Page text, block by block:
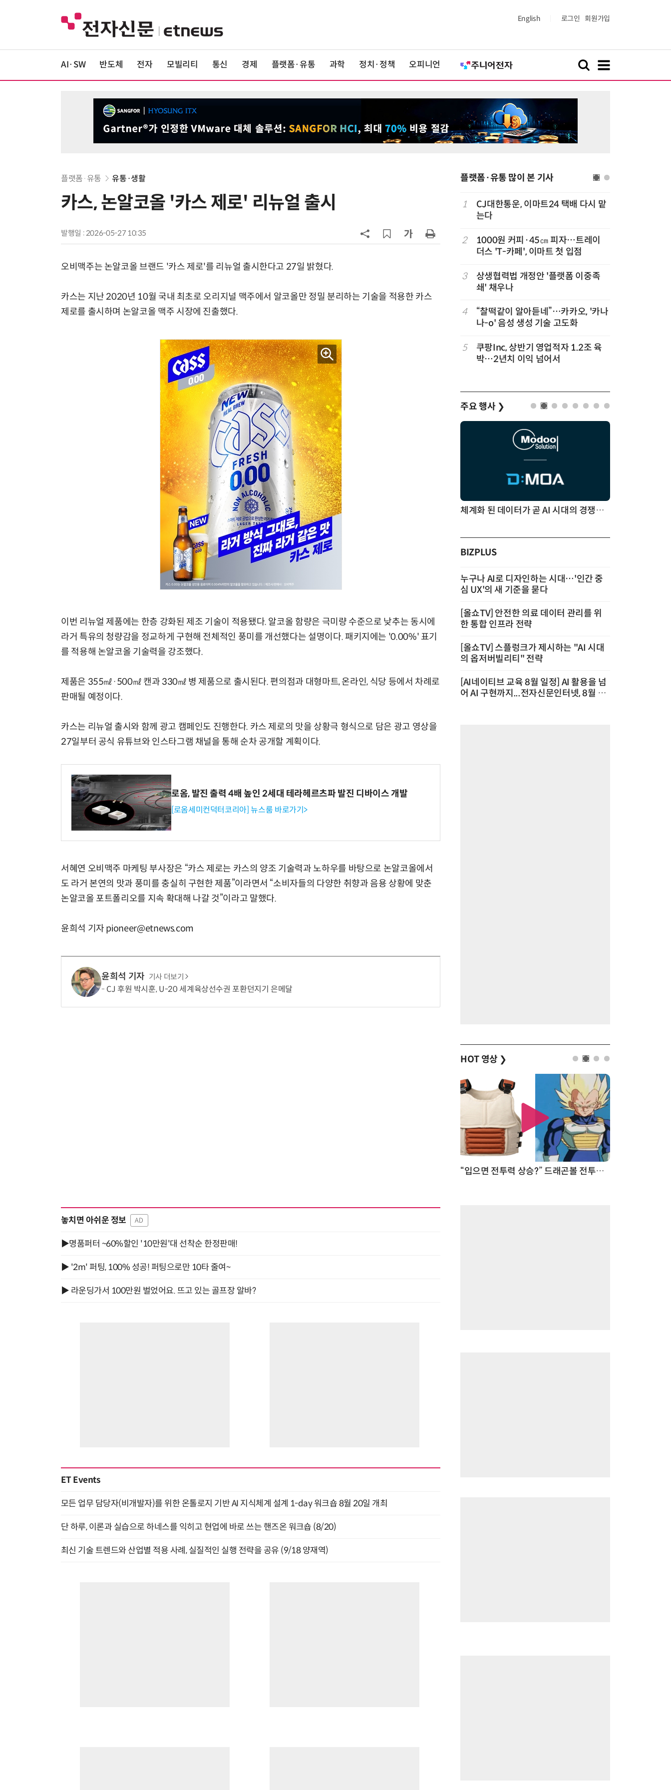
English 로그인 회원가입
AI·SW 반도체 전자 모빌리티 통신 경제 플랫폼·유통 과학 정치·정책 오피니언
플랫폼·유통 유통·생활
카스, 논알코올 '카스 제로' 리뉴얼 출시
발행일 : 2026-05-27 10:35
오비맥주는 논알코올 브랜드 '카스 제로'를 리뉴얼 출시한다고 27일 밝혔다.
카스는 지난 2020년 10월 국내 최초로 오리지널 맥주에서 알코올만 정밀 분리하는 기술을 적용한 카스
제로를 출시하며 논알코올 맥주 시장에 진출했다.
이번 리뉴얼 제품에는 한층 강화된 제조 기술이 적용됐다. 알코올 함량은 극미량 수준으로 낮추는 동시에
라거 특유의 청량감을 정교하게 구현해 전체적인 풍미를 개선했다는 설명이다. 패키지에는 '0.00%' 표기
를 적용해 논알코올 기술력을 강조했다.
제품은 355㎖·500㎖ 캔과 330㎖ 병 제품으로 출시된다. 편의점과 대형마트, 온라인, 식당 등에서 차례로
판매될 예정이다.
카스는 리뉴얼 출시와 함께 광고 캠페인도 진행한다. 카스 제로의 맛을 상황극 형식으로 담은 광고 영상을
27일부터 공식 유튜브와 인스타그램 채널을 통해 순차 공개할 계획이다.
로옴, 발진 출력 4배 높인 2세대 테라헤르츠파 발진 디바이스 개발
[로옴세미컨덕터코리아] 뉴스룸 바로가기>
서혜연 오비맥주 마케팅 부사장은 “카스 제로는 카스의 양조 기술력과 노하우를 바탕으로 논알코올에서
도 라거 본연의 맛과 풍미를 충실히 구현한 제품”이라면서 “소비자들의 다양한 취향과 음용 상황에 맞춘
논알코올 포트폴리오를 지속 확대해 나갈 것”이라고 말했다.
윤희석 기자 pioneer@etnews.com
윤희석 기자 기사 더보기
CJ 후원 박시훈, U-20 세계육상선수권 포환던지기 은메달
놓치면 아쉬운 정보 AD
▶명품퍼터 ~60%할인 '10만원'대 선착순 한정판매!
▶ '2m' 퍼팅, 100% 성공! 퍼팅으로만 10타 줄여~
▶ 라운딩가서 100만원 벌었어요. 뜨고 있는 골프장 알바?
ET Events
모든 업무 담당자(비개발자)를 위한 온톨로지 기반 AI 지식체계 설계 1-day 워크숍 8월 20일 개최
단 하루, 이론과 실습으로 하네스를 익히고 현업에 바로 쓰는 핸즈온 워크숍 (8/20)
최신 기술 트렌드와 산업별 적용 사례, 실질적인 실행 전략을 공유 (9/18 양재역)
플랫폼·유통 많이 본 기사
6
카카오, 역대 최대 분기 실적…카톡
“쿠팡, 7월 결제액 6조1100억 '역대
회복”
10 네이버, 2분기 매출 3조3888억원…
분기 기준 역대 최대
1
CJ대한통운, 이마트24 택배 다시 맡
는다
2
1000원 커피·45㎝ 피자…트레이
더스 'T-카페', 이마트 첫 입점
3
상생협력법 개정안 '플랫폼 이중족
쇄' 채우나
4
“찰떡같이 알아듣네”…카카오, '카나
나-o' 음성 생성 기술 고도화
5
쿠팡Inc, 상반기 영업적자 1.2조 육
박…2년치 이익 넘어서
주요 행사 ❯
AI Native Enterprise를 지원하는 AI Ready Data 플랫폼 활용 전략 체계화 된 데이터가 곧 AI 시대의 경쟁력이다
BIZPLUS
누구나 AI로 디자인하는 시대…'인간 중
심 UX'의 새 기준을 묻다
[올쇼TV] 안전한 의료 데이터 관리를 위
한 통합 인프라 전략
[올쇼TV] 스플렁크가 제시하는 "AI 시대
의 옵저버빌리티" 전략
[AI네이티브 교육 8월 일정] AI 활용을 넘
어 AI 구현까지...전자신문인터넷, 8월 실
HOT 영상 ❯
“입으면 전투력 상승?” 드래곤볼 전투복 닮은 중량조끼